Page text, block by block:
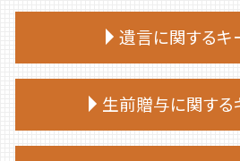
終活 おひとりさま
終活 相談
終活 進め方
終活 親
終活 何から始める
相続放棄手続き 自分で
相続放棄 必要書類 兄弟
相続放棄申述書
相続放棄 兄弟
家族 信託 認知 症
家族 信託 民事
親 が 認知 症 に なる 前 家
遺言に関するキ
遺言 種類生前贈与に関する